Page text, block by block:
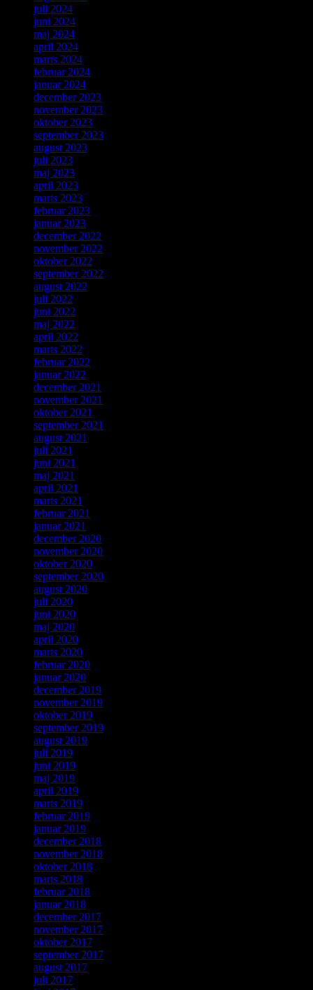
juli 2024
juni 2024
maj 2024
april 2024
marts 2024
februar 2024
januar 2024
december 2023
november 2023
oktober 2023
september 2023
august 2023
juli 2023
maj 2023
april 2023
marts 2023
februar 2023
januar 2023
december 2022
november 2022
oktober 2022
september 2022
august 2022
juli 2022
juni 2022
maj 2022
april 2022
marts 2022
februar 2022
januar 2022
december 2021
november 2021
oktober 2021
september 2021
august 2021
juli 2021
juni 2021
maj 2021
april 2021
marts 2021
februar 2021
januar 2021
december 2020
november 2020
oktober 2020
september 2020
august 2020
juli 2020
juni 2020
maj 2020
april 2020
marts 2020
februar 2020
januar 2020
december 2019
november 2019
oktober 2019
september 2019
august 2019
juli 2019
juni 2019
maj 2019
april 2019
marts 2019
februar 2019
januar 2019
december 2018
november 2018
oktober 2018
marts 2018
februar 2018
januar 2018
december 2017
november 2017
oktober 2017
september 2017
august 2017
juli 2017